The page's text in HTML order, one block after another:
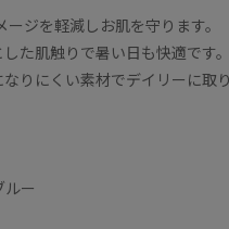
ジを軽減しお肌を守ります。
た肌触りで暑い日も快適です。
なりにくい素材でデイリーに取
ー